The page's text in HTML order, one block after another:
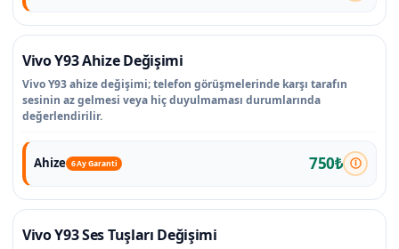
Vivo Y93 Ahize Değişimi
Vivo Y93 ahize değişimi; telefon görüşmelerinde karşı tarafın
sesinin az gelmesi veya hiç duyulmaması durumlarında
değerlendirilir.
Ahize 6 Ay Garanti 750₺
Vivo Y93 Ses Tuşları Değişimi